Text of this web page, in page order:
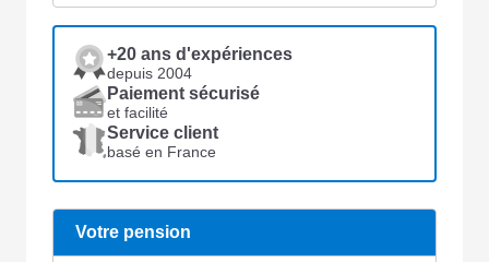
+20 ans d'expériences
depuis 2004
Paiement sécurisé
et facilité
Service client
basé en France
Votre pension